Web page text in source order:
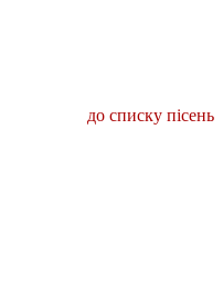
до списку пісень